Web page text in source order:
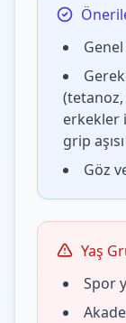
(tetanoz,
erkekler
grip
Göz
Yaş
Spor